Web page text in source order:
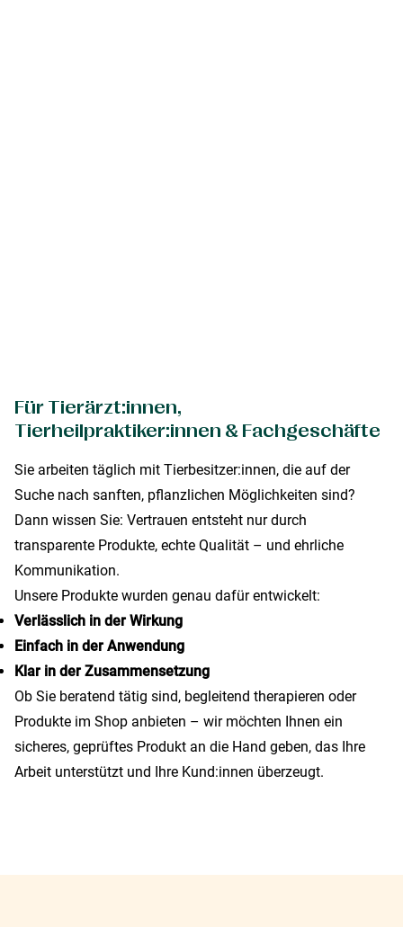
Für Tierärzt:innen,
Tierheilpraktiker:innen & Fachgeschäfte
Sie arbeiten täglich mit Tierbesitzer:innen, die auf der
Suche nach sanften, pflanzlichen Möglichkeiten sind?
Dann wissen Sie: Vertrauen entsteht nur durch
transparente Produkte, echte Qualität – und ehrliche
Kommunikation.
Unsere Produkte wurden genau dafür entwickelt:
Verlässlich in der Wirkung
Einfach in der Anwendung
Klar in der Zusammensetzung
Ob Sie beratend tätig sind, begleitend therapieren oder
Produkte im Shop anbieten – wir möchten Ihnen ein
sicheres, geprüftes Produkt an die Hand geben, das Ihre
Arbeit unterstützt und Ihre Kund:innen überzeugt.